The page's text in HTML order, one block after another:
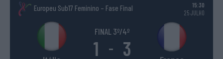
Europeu Sub17 Feminino – Fase Final
15:30
25 JULHO
FINAL 3º/4º
1 - 3